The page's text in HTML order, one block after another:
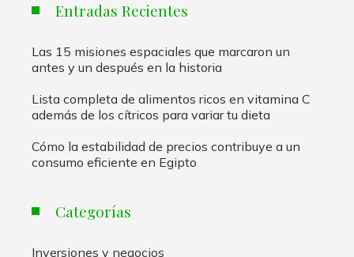
Entradas Recientes
Las 15 misiones espaciales que marcaron un
antes y un después en la historia
Lista completa de alimentos ricos en vitamina C
además de los cítricos para variar tu dieta
Cómo la estabilidad de precios contribuye a un
consumo eficiente en Egipto
Categorías
Inversiones y negocios